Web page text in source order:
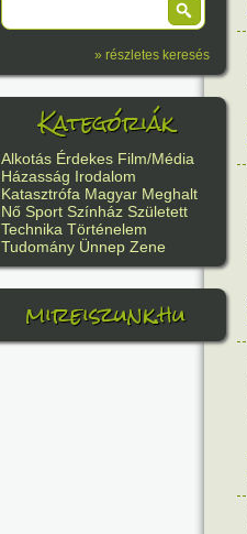
» részletes keresés
Kategóriák
Alkotás Érdekes Film/Média
Házasság Irodalom
Katasztrófa Magyar Meghalt
Nő Sport Színház Született
Technika Történelem
Tudomány Ünnep Zene
mireiszunk.hu